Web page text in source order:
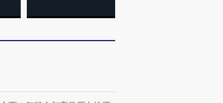
有意思的生活方式·第三对
住三大增长引擎是什么？